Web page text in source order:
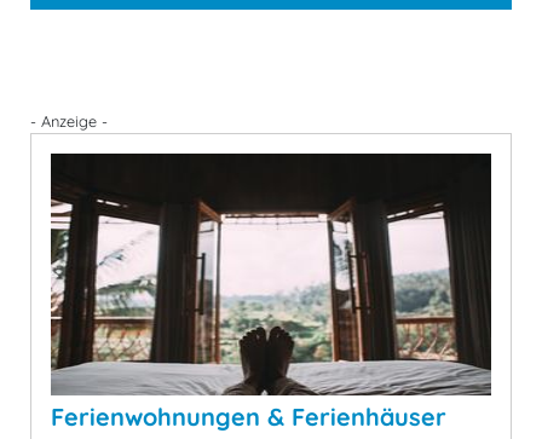
- Anzeige -
Ferienwohnungen & Ferienhäuser